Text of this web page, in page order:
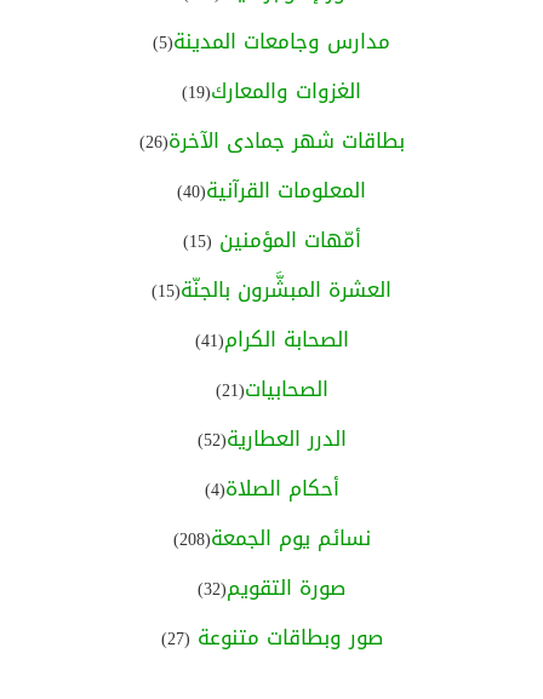
مدارس وجامعات المدينة(5)
الغزوات والمعارك(19)
بطاقات شهر جمادى الآخرة(26)
المعلومات القرآنية(40)
أمّهات المؤمنين (15)
العشرة المبشَّرون بالجنّة(15)
الصحابة الكرام(41)
الصحابيات(21)
الدرر العطارية(52)
أحكام الصلاة(4)
نسائم يوم الجمعة(208)
صورة التقويم(32)
صور وبطاقات متنوعة (27)